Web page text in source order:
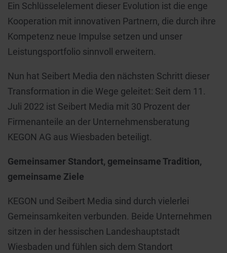
Ein Schlüsselelement dieser Evolution ist die enge
Kooperation mit innovativen Partnern, die durch ihre
Kompetenz neue Impulse setzen und unser
Leistungsportfolio sinnvoll erweitern.
Nun hat Seibert Media den nächsten Schritt dieser
Transformation in die Wege geleitet: Seit dem 11.
Juli 2022 ist Seibert Media mit 30 Prozent der
Firmenanteile an der Unternehmensberatung
KEGON AG aus Wiesbaden beteiligt.
Gemeinsamer Standort, gemeinsame Tradition,
gemeinsame Ziele
KEGON und Seibert Media sind durch vielerlei
Gemeinsamkeiten verbunden. Beide Unternehmen
sitzen in der hessischen Landeshauptstadt
Wiesbaden und fühlen sich dem Standort